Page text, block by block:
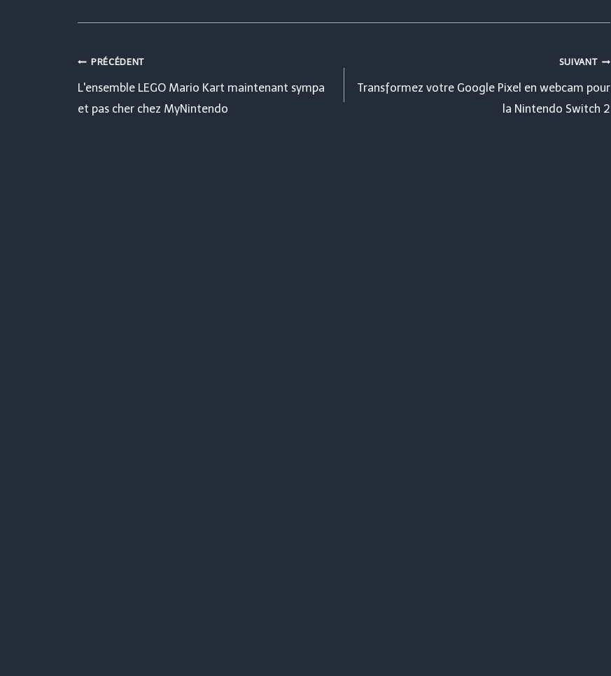
Navigation
de
PRÉCÉDENT
L'ensemble LEGO Mario Kart maintenant sympa
et pas cher chez MyNintendo
SUIVANT
Transformez votre Google Pixel en webcam pour
la Nintendo Switch 2